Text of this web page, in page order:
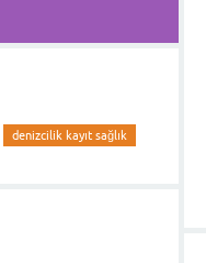
denizcilik kayıt sağlık